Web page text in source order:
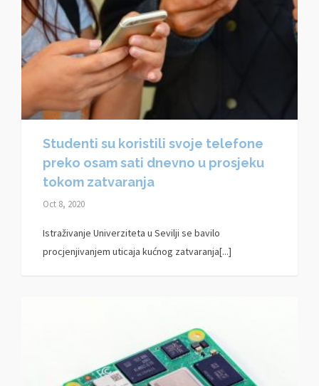
Studenti su koristili svoje telefone
preko osam sati dnevno u prosjeku
tokom zatvaranja
Oct 8, 2020
Istraživanje Univerziteta u Sevilji se bavilo
procjenjivanjem uticaja kućnog zatvaranja[...]